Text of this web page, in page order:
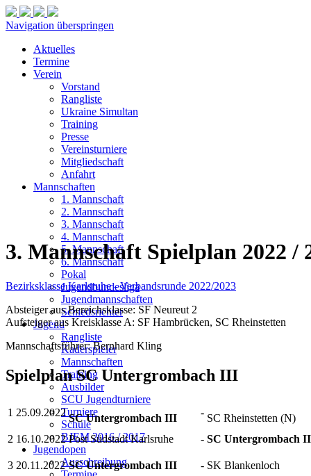
Navigation überspringen
Aktuelles
Termine
Verein
Vorstand
Rangliste
Ukraine Simultan
Training
Presse
Vereinsturniere
Mitgliedschaft
Anfahrt
Mannschaften
1. Mannschaft
2. Mannschaft
3. Mannschaft
4. Mannschaft
5. Mannschaft
6. Mannschaft
Pokal
Jugendbundesliga
Jugendmannschaften
Schiedsrichter
Jugend
Rangliste
Kaderspieler
Mannschaften
Training
Ausbilder
SCU Jugendturniere
Turniere
Schule
BJEM 2016 / 2017
Jugendopen
Ausschreibung
3. Mannschaft Spielplan 2022 /
Bezirksklasse Karlsruhe - Verbandsrunde 2022/2023
Absteiger aus Bereichsklasse: SF Neureut 2
Aufsteiger aus Kreisklasse A: SF Hambrücken, SC Rheinstetten
Mannschaftsführer: Bernhard Kling
Spielplan SC Untergrombach III
1 25.09.2022 SC Untergrombach III - SC Rheinstetten (N)
2 16.10.2022 Post Südstadt Karlsruhe - SC Untergrombach
3 20.11.2022 SC Untergrombach III - SK Blankenloch